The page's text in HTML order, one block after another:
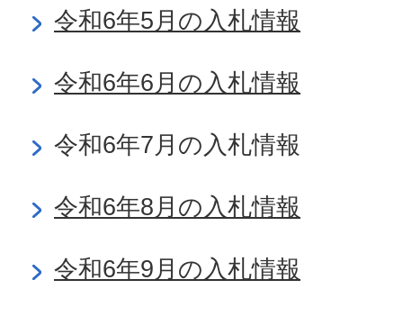
令和6年5月の入札情報
令和6年6月の入札情報
令和6年7月の入札情報
令和6年8月の入札情報
令和6年9月の入札情報